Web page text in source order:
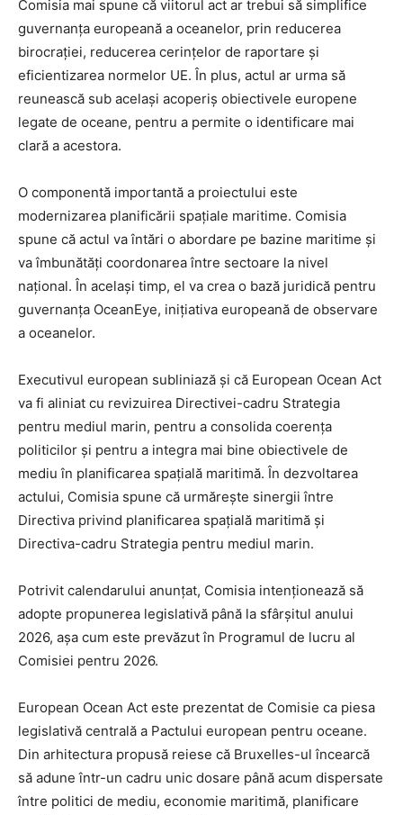
Comisia mai spune că viitorul act ar trebui să simplifice
guvernanța europeană a oceanelor, prin reducerea
birocrației, reducerea cerințelor de raportare și
eficientizarea normelor UE. În plus, actul ar urma să
reunească sub același acoperiș obiectivele europene
legate de oceane, pentru a permite o identificare mai
clară a acestora.
O componentă importantă a proiectului este
modernizarea planificării spațiale maritime. Comisia
spune că actul va întări o abordare pe bazine maritime și
va îmbunătăți coordonarea între sectoare la nivel
național. În același timp, el va crea o bază juridică pentru
guvernanța OceanEye, inițiativa europeană de observare
a oceanelor.
Executivul european subliniază și că European Ocean Act
va fi aliniat cu revizuirea Directivei-cadru Strategia
pentru mediul marin, pentru a consolida coerența
politicilor și pentru a integra mai bine obiectivele de
mediu în planificarea spațială maritimă. În dezvoltarea
actului, Comisia spune că urmărește sinergii între
Directiva privind planificarea spațială maritimă și
Directiva-cadru Strategia pentru mediul marin.
Potrivit calendarului anunțat, Comisia intenționează să
adopte propunerea legislativă până la sfârșitul anului
2026, așa cum este prevăzut în Programul de lucru al
Comisiei pentru 2026.
European Ocean Act este prezentat de Comisie ca piesa
legislativă centrală a Pactului european pentru oceane.
Din arhitectura propusă reiese că Bruxelles-ul încearcă
să adune într-un cadru unic dosare până acum dispersate
între politici de mediu, economie maritimă, planificare